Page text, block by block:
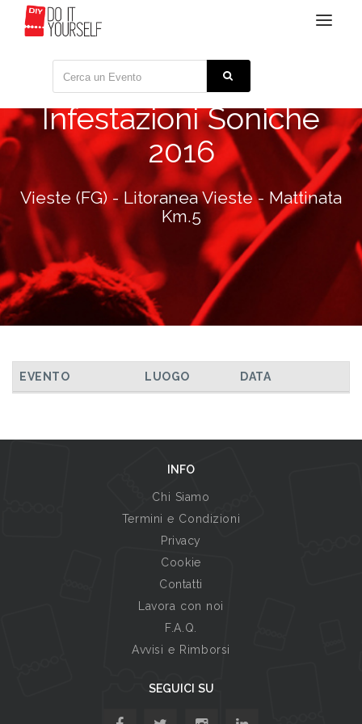
Toggle
Infestazioni Soniche
2016
Vieste (FG) - Litoranea Vieste - Mattinata
Km.5
TUTTI GLI EVENTI
EVENTO LUOGO DATA
INFO
Chi Siamo
Termini e Condizioni
Privacy
Cookie
Contatti
Lavora con noi
F.A.Q.
Avvisi e Rimborsi
SEGUICI SU